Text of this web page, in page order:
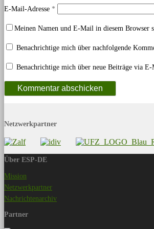
E-Mail-Adresse *
Meinen Namen und E-Mail in diesem Browser
Benachrichtige mich über nachfolgende
Benachrichtige mich über neue Beiträge via E-
Netzwerkpartner
Über ESP-DE
Mission
Netzwerkpartner
Nachrichtenarchiv
Partner